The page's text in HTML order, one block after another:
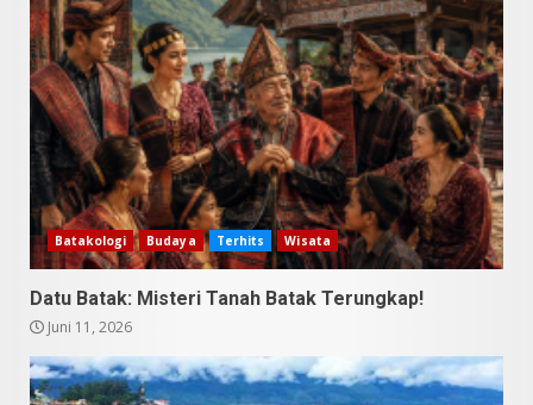
Batakologi Budaya Terhits Wisata
Datu Batak: Misteri Tanah Batak Terungkap!
Juni 11, 2026
5
Mei 25, 2026
6
Pesona Sumatera Utara,
Tradisi Rondang Bittang yang
Mendunia
Mei 4, 2026
7
SUCI Season 11: Finalis Stand
April 23, 2026
9 Tempat Istimewa Sumatera